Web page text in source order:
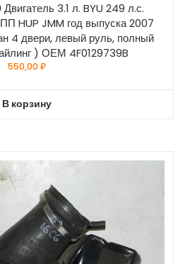
Двигатель 3.1 л. BYU 249 л.с.
HUP JMM год выпуска 2007
4 двери, левый руль, полный
) ОЕМ 4F0129739B
550,00₽
В корзину